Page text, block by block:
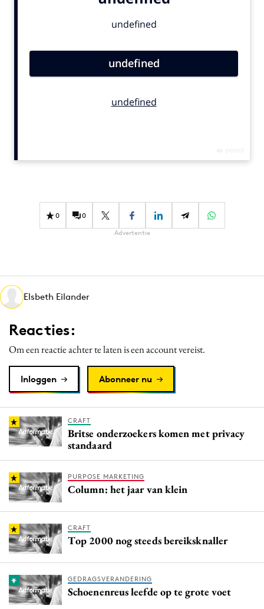
Gedragsverandering
Influencer marketing
Media
Merkstrategie
PR
Programmatic
Purpose Marketing
Reputatie & crisis
0 0
Advertentie
Elsbeth Eilander
Reacties:
Om een reactie achter te laten is een account vereist.
Inloggen Abonneer nu
CRAFT
Britse onderzoekers komen met privacy
standaard
PURPOSE MARKETING
Column: het jaar van klein
CRAFT
Top 2000 nog steeds bereiksknaller
GEDRAGSVERANDERING
Schoenenreus leefde op te grote voet